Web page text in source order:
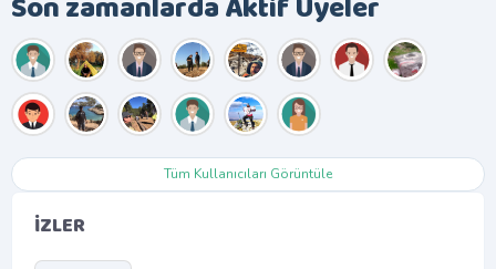
Tüm Kullanıcıları Görüntüle
İZLER